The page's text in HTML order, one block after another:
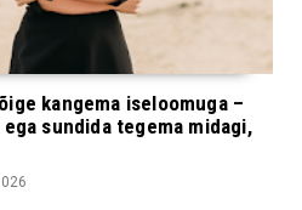
kangema iseloomuga –
sundida tegema midagi,